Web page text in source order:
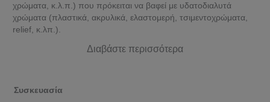
χρώματα, κ.λ.π.) που πρόκειται να βαφεί με υδατοδιαλυτά
χρώματα (πλαστικά, ακρυλικά, ελαστομερή, τσιμεντοχρώματα,
relief, κ.λπ.).
Διαβάστε περισσότερα
Συσκευασία